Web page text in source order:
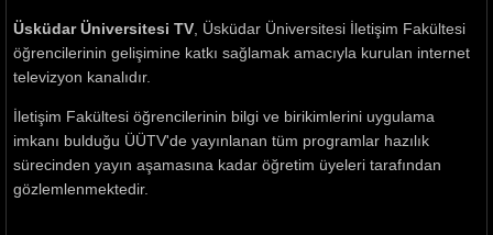
Üsküdar Üniversitesi TV , Üsküdar Üniversitesi İletişim Fakültesi
öğrencilerinin gelişimine katkı sağlamak amacıyla kurulan internet
televizyon kanalıdır.
İletişim Fakültesi öğrencilerinin bilgi ve birikimlerini uygulama
imkanı bulduğu ÜÜTV'de yayınlanan tüm programlar hazılık
sürecinden yayın aşamasına kadar öğretim üyeleri tarafından
gözlemlenmektedir.